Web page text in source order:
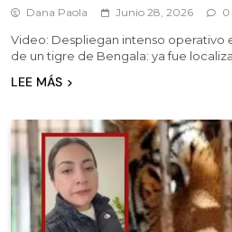
Dana Paola Junio 28, 2026 0
Video: Despliegan intenso operativo
de un tigre de Bengala: ya fue
LEE MÁS